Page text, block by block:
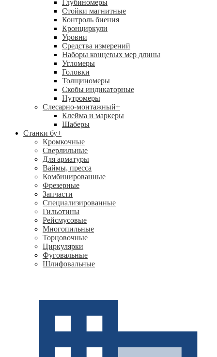
Глубиномеры
Стойки магнитные
Контроль биения
Кронциркули
Уровни
Средства измерений
Наборы концевых мер длины
Угломеры
Головки
Толщиномеры
Скобы индикаторные
Нутромеры
Слесарно-монтажный+
Клейма и маркеры
Шаберы
Станки бу+
Кромкочные
Сверлильные
Для арматуры
Ваймы, пресса
Комбинированные
Фрезерные
Запчасти
Специализированные
Гильотины
Рейсмусовые
Многопильные
Торцовочные
Циркулярки
Фуговальные
Шлифовальные